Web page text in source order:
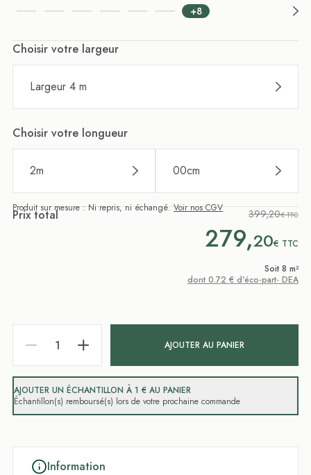
+8
Choisir votre largeur
Largeur 4 m
Choisir votre longueur
2m 00cm
Produit sur mesure : Ni repris, ni échangé.Voir nos CGV
Prix total 399,20€ TTC
279,20€ TTC
Soit 8 m²
dont 0.72 € d'éco-part- DEA
AJOUTER AU PANIER
AJOUTER UN ÉCHANTILLON À 1 € AU PANIER
Échantillon(s) remboursé(s) lors de votre prochaine commande
Information